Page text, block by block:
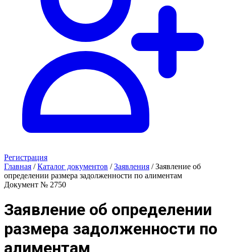
Регистрация
Главная / Каталог документов / Заявления / Заявление об
определении размера задолженности по алиментам
Документ № 2750
Заявление об определении
размера задолженности по